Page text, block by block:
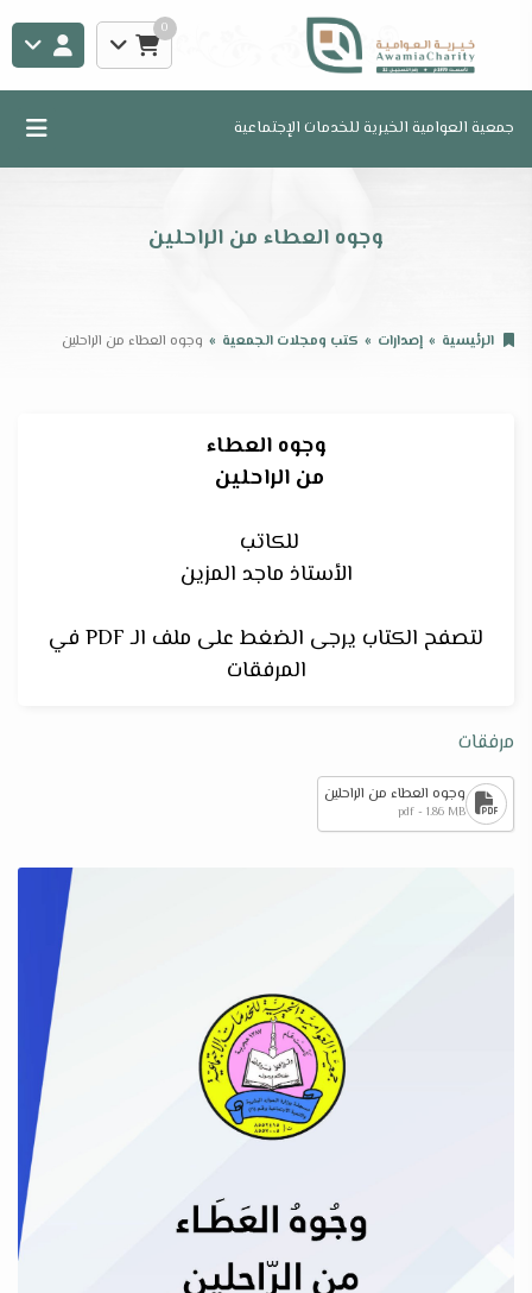
0
جمعية العوامية الخيرية للخدمات الإجتماعية
وجوه العطاء من الراحلين
الرئيسية إصدارات كتب ومجلات الجمعية وجوه العطاء من الراحلين
وجوه العطاء
من الراحلين
للكاتب
الأستاذ ماجد المزين
لتصفح الكتاب يرجى الضغط على ملف الـ PDF في
المرفقات
مرفقات
وجوه العطاء من الراحلين
pdf - 1.86 MB